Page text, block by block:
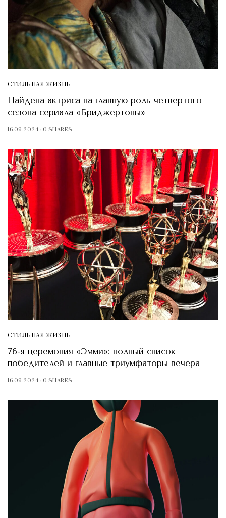
СТИЛЬНАЯ ЖИЗНЬ
Найдена актриса на главную роль четвертого
сезона сериала «Бриджертоны»
16.09.2024 0 SHARES
СТИЛЬНАЯ ЖИЗНЬ
76-я церемония «Эмми»: полный список
победителей и главные триумфаторы вечера
16.09.2024 0 SHARES